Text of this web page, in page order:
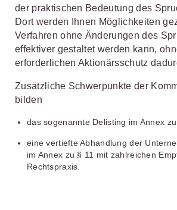
der praktischen Bedeutung des
Dort werden Ihnen Möglichkeiten
Verfahren ohne Änderungen des
effektiver gestaltet werden kann,
erforderlichen Aktionärsschutz
Zusätzliche Schwerpunkte der
bilden
das sogenannte Delisting im Annex
eine vertiefte Abhandlung der
im Annex zu § 11 mit zahlreichen
Rechtspraxis.